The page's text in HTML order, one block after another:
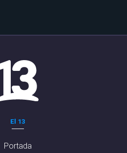
El 13
Portada